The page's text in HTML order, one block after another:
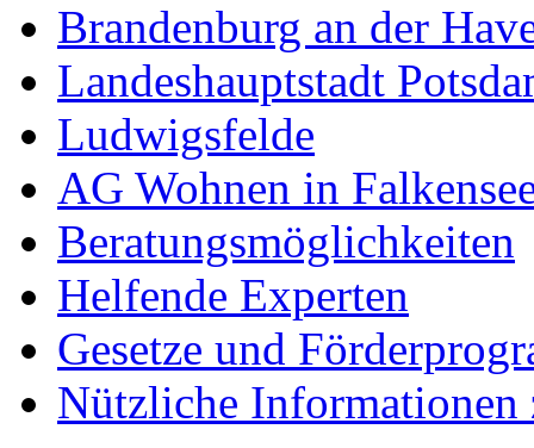
Brandenburg an der
Landeshauptstadt
Ludwigsfelde
AG Wohnen in
Beratungsmöglichkeiten
Helfende Experten
Gesetze und
Nützliche Informationen